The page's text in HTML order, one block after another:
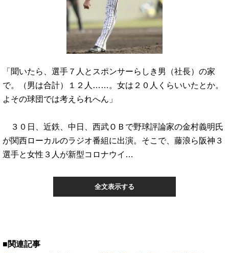
「聞いたら、選手７人とスポンサーらしき男（社長）の家
で。（男は合計）１２人……。女は２０人くらいいたとか。
よその球団では考えられへん」
３０日、近鉄、中日、西武ＯＢで野球評論家の金村義明氏
が関西ローカルのラジオ番組に出演。そこで、藤浪ら阪神３
選手と女性３人が新型コロナウイ…
全文表示する
■関連記事